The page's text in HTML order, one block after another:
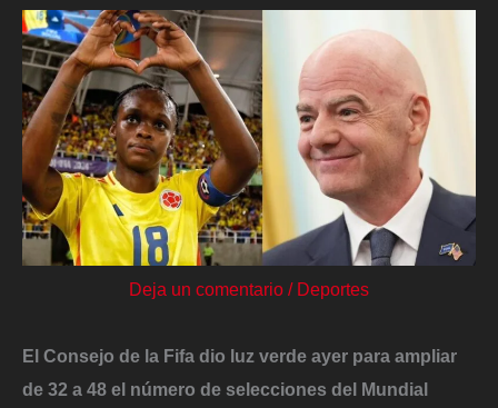
Deja un comentario / Deportes
El Consejo de la Fifa dio luz verde ayer para ampliar
de 32 a 48 el número de selecciones del Mundial